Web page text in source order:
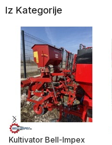
Iz Kategorije
Kultivator Bell-Impex